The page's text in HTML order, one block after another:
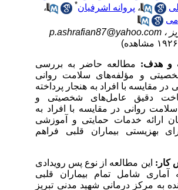
،پروانه اشرفیان
،
، p.ashrafian87@yahoo.com
و هدف:مطالعه حاضر به بررسی
و مؤلفه‌های سلامت روانی
در مقایسه با افراد به هنجار پرداخته
دقیق عامل‌هایشخصیتی و
روانیدر مقایسه با افراد به
ارائه خدمات حمایتی و آموزشی
بهزیستی بیماران قلبی فراهم
این مطالعه از نوع پس رویدادی
آماری شامل تمام بیماران قلبی
به مرکز درمانی شهید مدنی تبریز